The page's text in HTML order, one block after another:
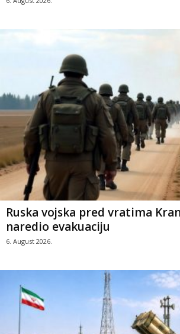
Ruska vojska pred vratima
naredio evakuaciju
6. August 2026.